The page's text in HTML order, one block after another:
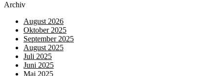
Archiv
August 2026
Oktober 2025
September 2025
August 2025
Juli 2025
Juni 2025
Mai 2025